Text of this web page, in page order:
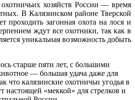
хозяйств России — время
В Калязинском районе Тверской
проходить загонная охота на лося и
ждут все охотники, так как в
уникальная возможность добыть
старше пяти лет, с большими
— большая удача даже для
что калязинские охотничьи угодья в
настоящей «меккой» для стрелков и